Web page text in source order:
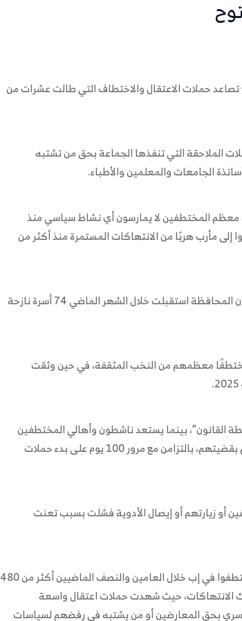
حملات الاعتقال والاختطاف التي طالت عشرات من
الملاحقة التي تنفذها الجماعة بحق من تشتبه
معظم المختطفين لا يمارسون أي نشاط سياسي منذ
مأرب هربًا من الانتهاكات المستمرة منذ أكثر من
وأفاد مصدر في الوحدة التنفيذية لإدارة مخيمات النازحين بمأرب أن المحافظة استقبلت خلال الشهر الماضي 74 أسرة نازحة
مصادر محلية وحقوقية عدد المختطفين حتى الآن بـ94 مختطفًا معظمهم من النخب المثقفة، في حين وثقت
القانون”، بينما يستعد ناشطون وأهالي المختطفين
لإطلاق حملة إعلامية للمطالبة بإنقاذ المختطفين وتعريف العالم بقضيتهم، بالتزامن مع مرور 100 يوم على بدء حملات
أو زيارتهم أو إيصال الأدوية فشلت بسبب تعنت
وفي تقرير سابق، أشارت منظمة “رايتس رادار” إلى أن الحوثيين اختطفوا في إب خلال العامين والنصف الماضيين أكثر من 480
الانتهاكات، حيث شهدت حملات اعتقال واسعة
بحق المعارضين أو من يشتبه في رفضهم لسياسات